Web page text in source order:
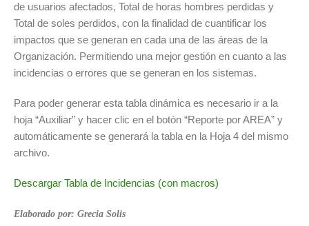
de usuarios afectados, Total de horas hombres perdidas y
Total de soles perdidos, con la finalidad de cuantificar los
impactos que se generan en cada una de las áreas de la
Organización. Permitiendo una mejor gestión en cuanto a las
incidencias o errores que se generan en los sistemas.
Para poder generar esta tabla dinámica es necesario ir a la
hoja “Auxiliar” y hacer clic en el botón “Reporte por AREA” y
automáticamente se generará la tabla en la Hoja 4 del mismo
archivo.
Descargar Tabla de Incidencias (con macros)
Elaborado por: Grecia Solis